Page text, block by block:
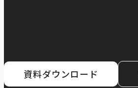
資料ダウンロード